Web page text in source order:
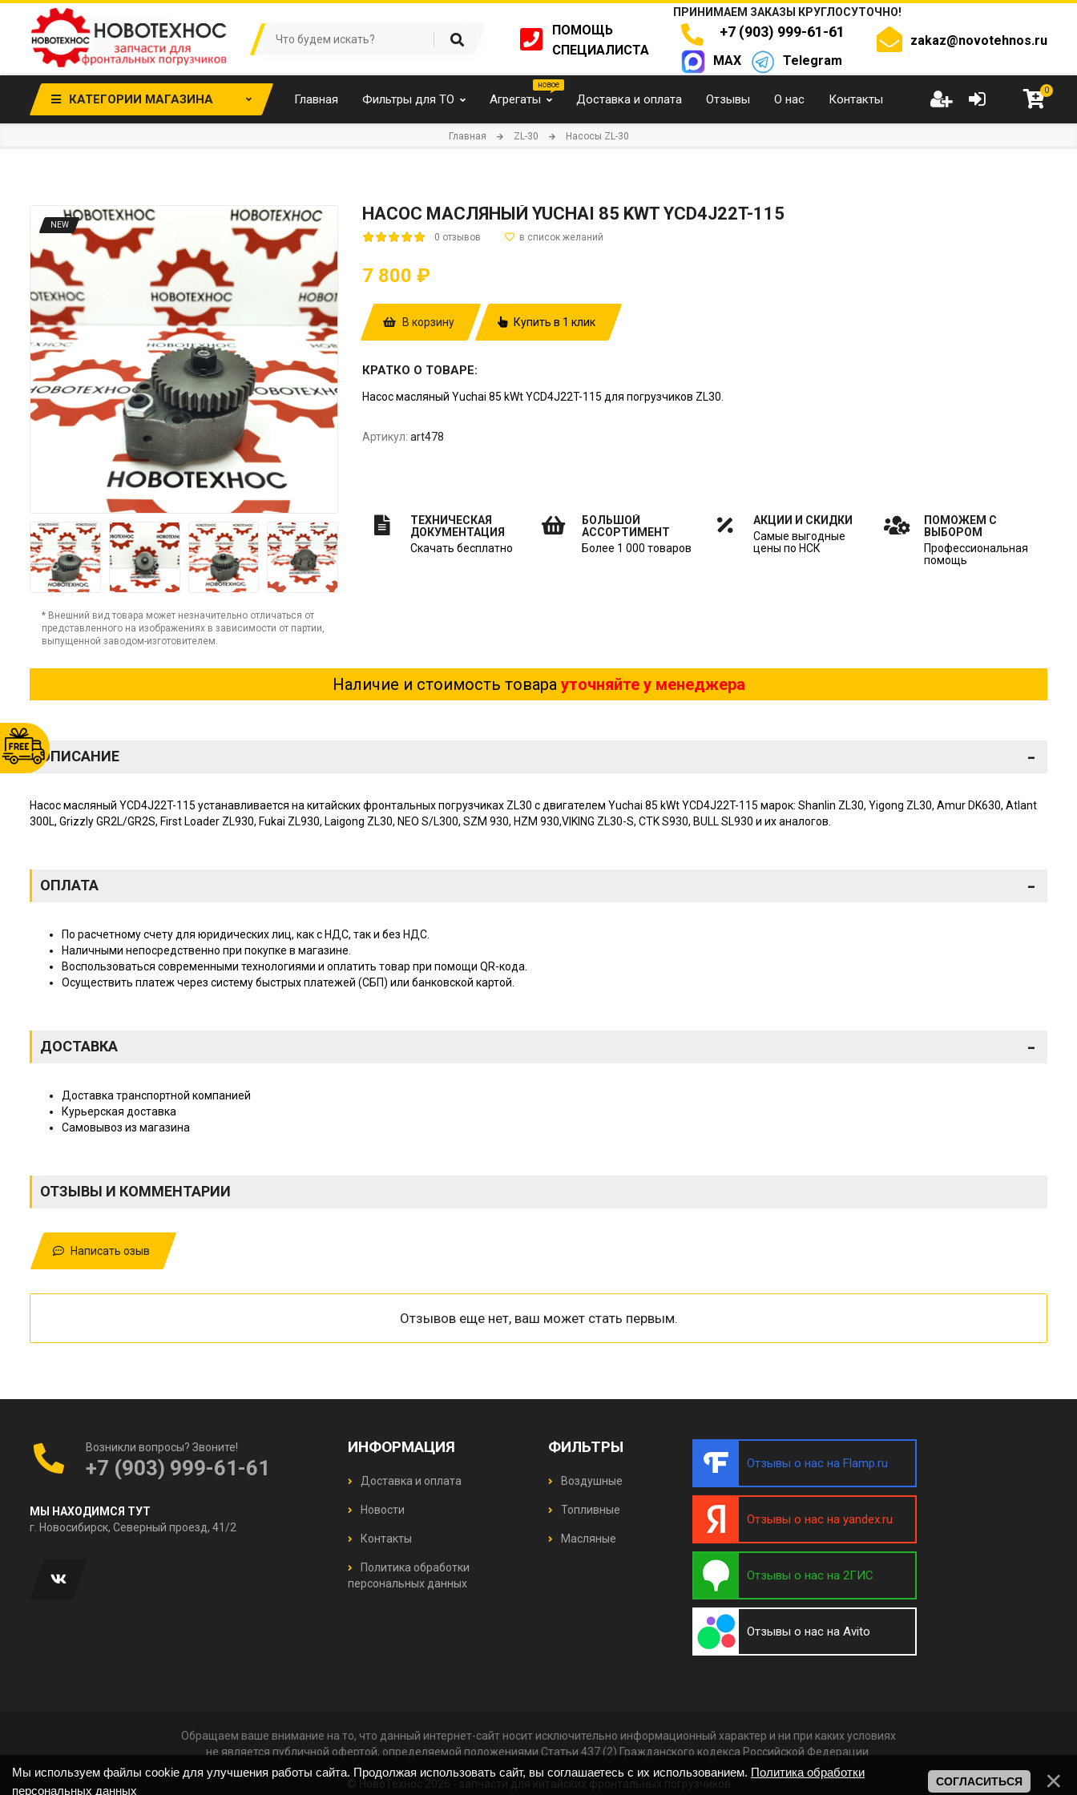
ПОМОЩЬ
СПЕЦИАЛИСТА
ПРИНИМАЕМ ЗАКАЗЫ КРУГЛОСУТОЧНО!
+7 (903) 999-61-61
MAX Telegram
zakaz@novotehnos.ru
КАТЕГОРИИ МАГАЗИНА Главная Фильтры для ТО Агрегаты Доставка и оплата Отзывы О нас Контакты
0
Главная ZL-30 Насосы ZL-30
NEW
* Внешний вид товара может незначительно отличаться от
представленного на изображениях в зависимости от партии,
выпущенной заводом-изготовителем.
НАСОС МАСЛЯНЫЙ YUCHAI 85 KWT YCD4J22T-115
0 отзывов
7 800 ₽
В корзину Купить в 1 клик
КРАТКО О ТОВАРЕ:
Насос масляный Yuchai 85 kWt YCD4J22T-115 для погрузчиков ZL30.
Артикул: art478
ТЕХНИЧЕСКАЯ
ДОКУМЕНТАЦИЯ
Скачать бесплатно
БОЛЬШОЙ
АССОРТИМЕНТ
Более 1 000 товаров
АКЦИИ И СКИДКИ
Самые выгодные
цены по НСК
ПОМОЖЕМ С
ВЫБОРОМ
Профессиональная
помощь
Наличие и стоимость товара уточняйте у менеджера
ОПИСАНИЕ -
Насос масляный YCD4J22T-115 устанавливается на китайских фронтальных погрузчиках ZL30 с двигателем Yuchai 85 kWt YCD4J22T-115 марок: Shanlin ZL30, Yigong ZL30, Amur DK630, Atlant
300L, Grizzly GR2L/GR2S, First Loader ZL930, Fukai ZL930, Laigong ZL30, NEO S/L300, SZM 930, HZM 930,VIKING ZL30-S, CTK S930, BULL SL930 и их аналогов.
ОПЛАТА -
По расчетному счету для юридических лиц, как с НДС, так и без НДС.
Наличными непосредственно при покупке в магазине.
Воспользоваться современными технологиями и оплатить товар при помощи QR-кода.
Осуществить платеж через систему быстрых платежей (СБП) или банковской картой.
ДОСТАВКА -
Доставка транспортной компанией
Курьерская доставка
Самовывоз из магазина
ОТЗЫВЫ И КОММЕНТАРИИ
Написать озыв
Отзывов еще нет, ваш может стать первым.
Возникли вопросы? Звоните!
+7 (903) 999-61-61
МЫ НАХОДИМСЯ ТУТ
г. Новосибирск, Северный проезд, 41/2
ИНФОРМАЦИЯ
Доставка и оплата
Новости
Контакты
Политика обработки
персональных данных
ФИЛЬТРЫ
Воздушные
Топливные
Масляные
Отзывы о нас на Flamp.ru
Отзывы о нас на yandex.ru
Отзывы о нас на 2ГИС
Отзывы о нас на Avito
Обращаем ваше внимание на то, что данный интернет-сайт носит исключительно информационный характер и ни при каких условиях
не является публичной офертой, определяемой положениями Статьи 437 (2) Гражданского кодекса Российской Федерации.
© НовоТехнос 2026 - запчасти для китайских фронтальных погрузчиков
Мы используем файлы cookie для улучшения работы сайта. Продолжая использовать сайт, вы соглашаетесь с их использованием. Политика обработки
персональных данных
СОГЛАСИТЬСЯ